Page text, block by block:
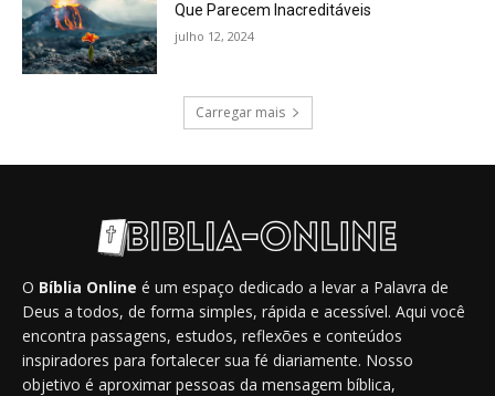
Que Parecem Inacreditáveis
julho 12, 2024
Carregar mais
O Bíblia Online é um espaço dedicado a levar a Palavra de
Deus a todos, de forma simples, rápida e acessível. Aqui você
encontra passagens, estudos, reflexões e conteúdos
inspiradores para fortalecer sua fé diariamente. Nosso
objetivo é aproximar pessoas da mensagem bíblica,